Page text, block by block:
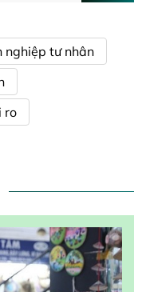
nghiệp tư nhân
ro